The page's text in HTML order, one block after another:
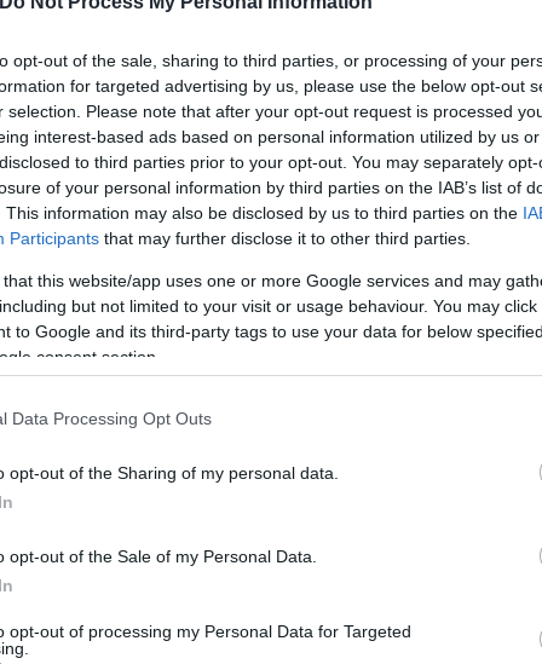
opt-out of the sale, sharing to third parties, or processing of your
for targeted advertising by us, please use the below opt-out
selection. Please note that after your opt-out request is processed
interest-based ads based on personal information utilized by us
to third parties prior to your opt-out. You may separately
of your personal information by third parties on the IAB’s list of
This information may also be disclosed by us to third parties on the
Participants that may further disclose it to other third parties.
that this website/app uses one or more Google services and may
but not limited to your visit or usage behaviour. You may
to Google and its third-party tags to use your data for below
consent section.
Data Processing Opt Outs
opt-out of the Sharing of my personal data.
opt-out of the Sale of my Personal Data.
opt-out of processing my Personal Data for Targeted
αυτό χωρίς αποτέλεσμά όμως, ωστόσο δεν τον
πιστοποιητικά για ανθρώπους που δεν
ανθρώπους, να πάρει κάποια μέτρα πχ να
να στοιχίζει στο κράτος χρήμα παρά
άνοια πια», είπε κλείνοντας.
Flash.grστην αναζήτηση τηςGoogle